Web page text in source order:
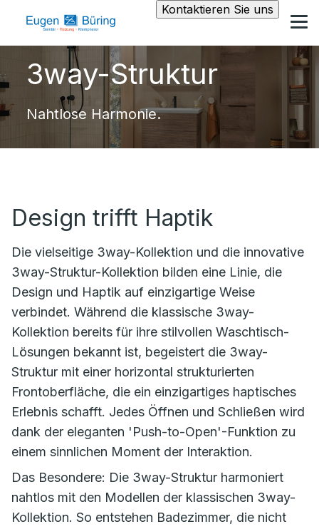
Kontaktieren Sie uns
3way-Struktur
Nahtlose Harmonie.
Design trifft Haptik
Die vielseitige 3way-Kollektion und die innovative
3way-Struktur-Kollektion bilden eine Linie, die
Design und Haptik auf einzigartige Weise
verbindet. Während die klassische 3way-
Kollektion bereits für ihre stilvollen Waschtisch-
Lösungen bekannt ist, begeistert die 3way-
Struktur mit einer horizontal strukturierten
Frontoberfläche, die ein einzigartiges haptisches
Erlebnis schafft. Jedes Öffnen und Schließen wird
dank der eleganten 'Push-to-Open'-Funktion zu
einem sinnlichen Moment der Interaktion.
Das Besondere: Die 3way-Struktur harmoniert
nahtlos mit den Modellen der klassischen 3way-
Kollektion. So entstehen Badezimmer, die nicht